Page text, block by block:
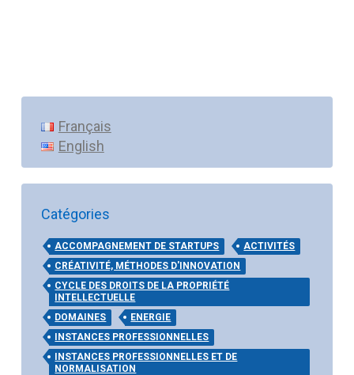
Français
English
Catégories
ACCOMPAGNEMENT DE STARTUPS
ACTIVITÉS
CRÉATIVITÉ, MÉTHODES D'INNOVATION
CYCLE DES DROITS DE LA PROPRIÉTÉ
INTELLECTUELLE
DOMAINES
ENERGIE
INSTANCES PROFESSIONNELLES
INSTANCES PROFESSIONNELLES ET DE
NORMALISATION